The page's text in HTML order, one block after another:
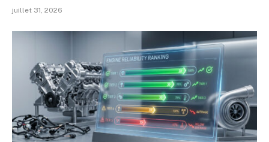
juillet 31, 2026